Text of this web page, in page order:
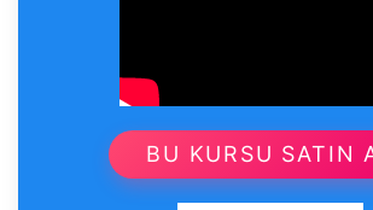
BU KURSU SATIN